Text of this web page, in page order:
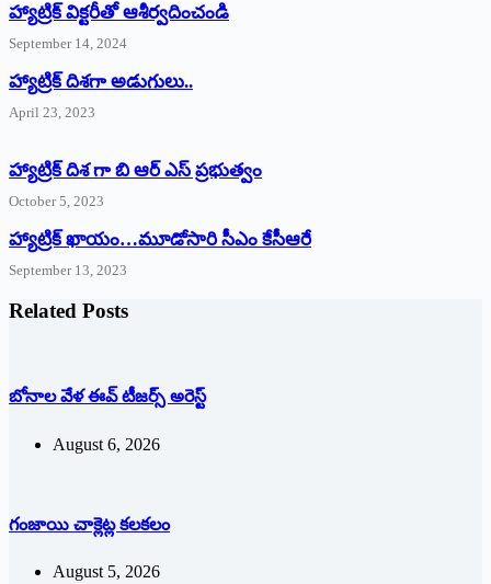
హ్యాట్రిక్‌ ‌విక్టరీతో ఆశీర్వదించండి
September 14, 2024
‌హ్యాట్రిక్‌ ‌దిశగా అడుగులు..
April 23, 2023
హ్యాట్రిక్ దిశ గా బి ఆర్ ఎస్ ప్రభుత్వం
October 5, 2023
హ్యాట్రిక్‌ ‌ఖాయం…మూడోసారి సీఎం కేసీఆరే
September 13, 2023
Related Posts
బోనాల వేళ ఈవ్‌ ‌టీజర్స్ అరెస్ట్
August 6, 2026
గంజాయి చాక్లెట్ల కలకలం
August 5, 2026